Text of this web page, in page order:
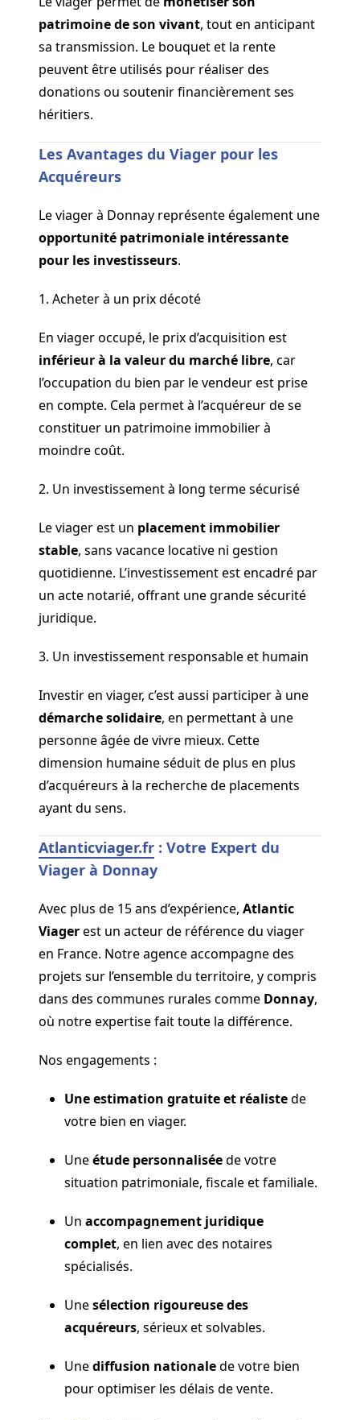
patrimoine de son vivant, tout en anticipant
sa transmission. Le bouquet et la rente
peuvent être utilisés pour réaliser des
donations ou soutenir financièrement ses
héritiers.
Les Avantages du Viager pour les
Acquéreurs
Le viager à Donnay représente également une
opportunité patrimoniale intéressante
pour les investisseurs.
1. Acheter à un prix décoté
En viager occupé, le prix d’acquisition est
inférieur à la valeur du marché libre, car
l’occupation du bien par le vendeur est prise
en compte. Cela permet à l’acquéreur de se
constituer un patrimoine immobilier à
moindre coût.
2. Un investissement à long terme sécurisé
Le viager est un placement immobilier
stable, sans vacance locative ni gestion
quotidienne. L’investissement est encadré par
un acte notarié, offrant une grande sécurité
juridique.
3. Un investissement responsable et humain
Investir en viager, c’est aussi participer à une
démarche solidaire, en permettant à une
personne âgée de vivre mieux. Cette
dimension humaine séduit de plus en plus
d’acquéreurs à la recherche de placements
ayant du sens.
Atlanticviager.fr : Votre Expert du
Viager à Donnay
Avec plus de 15 ans d’expérience, Atlantic
Viagerest un acteur de référence du viager
en France. Notre agence accompagne des
projets sur l’ensemble du territoire, y compris
dans des communes rurales comme Donnay,
où notre expertise fait toute la différence.
Nos engagements :
Une estimation gratuite et réalistede
votre bien en viager.
Uneétude personnaliséede votre
situation patrimoniale, fiscale et familiale.
Un accompagnement juridique
complet, en lien avec des notaires
spécialisés.
Unesélection rigoureuse des
acquéreurs, sérieux et solvables.
Unediffusion nationalede votre bien
pour optimiser les délais de vente.